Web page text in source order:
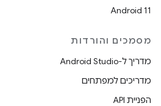
Android 11
מסמכים והורדות
מדריך ל-Android Studio
מדריכים למפתחים
הפניית API